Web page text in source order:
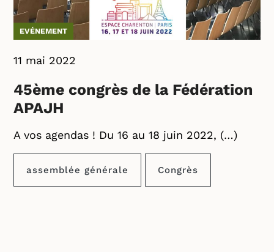
EVÉNEMENT
11 mai 2022
45ème congrès de la Fédération
APAJH
A vos agendas ! Du 16 au 18 juin 2022, (…)
assemblée générale Congrès